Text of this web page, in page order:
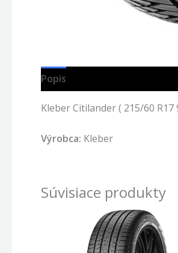
Popis
Kleber Citilander ( 215/60 R17
Výrobca: Kleber
Súvisiace produkty